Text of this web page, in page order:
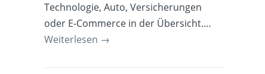
Technologie, Auto, Versicherungen
oder E-Commerce in der Übersicht.…
Weiterlesen →